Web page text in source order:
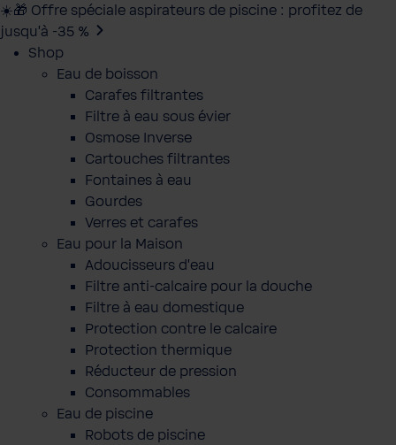
☀️🎁 Offre spéciale aspirateurs de piscine : profitez de
jusqu’à -35 %
Shop
Eau de boisson
Carafes filtrantes
Filtre à eau sous évier
Osmose Inverse
Cartouches filtrantes
Fontaines à eau
Gourdes
Verres et carafes
Eau pour la Maison
Adoucisseurs d'eau
Filtre anti-calcaire pour la douche
Filtre à eau domestique
Protection contre le calcaire
Protection thermique
Réducteur de pression
Consommables
Eau de piscine
Robots de piscine